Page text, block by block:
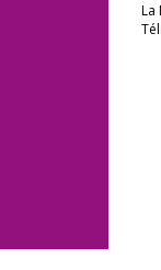
La